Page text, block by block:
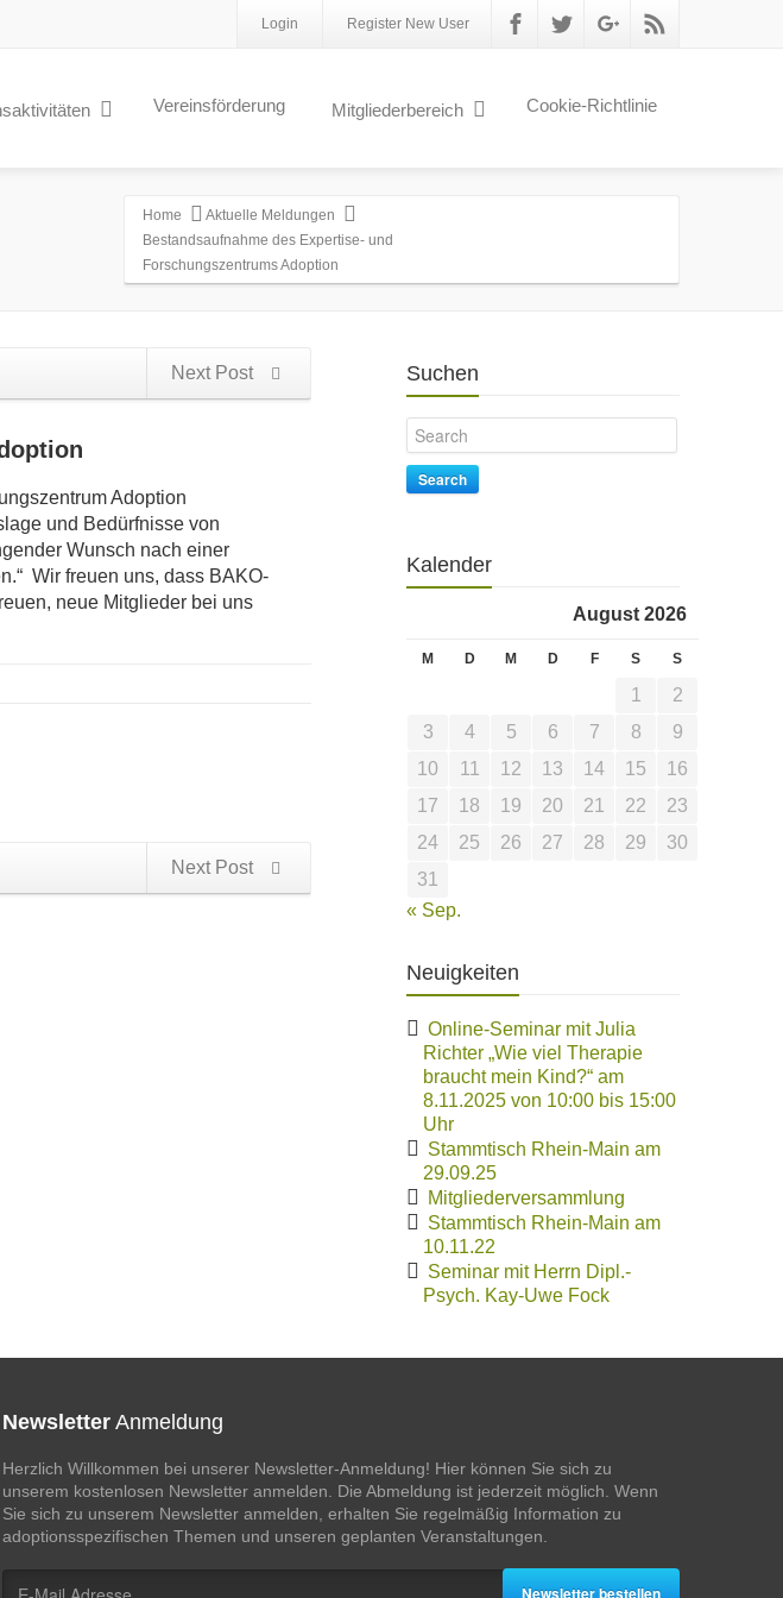
Login Register New User
Vereinsförderung Mitgliederbereich Cookie-Richtlinie
Home
Aktuelle Meldungen
Bestandsaufnahme des Expertise- und
Forschungszentrums Adoption
Next Post
Adoption
und Bedürfnisse von
Wunsch nach einer
Wir freuen uns, dass BAKO-
neue Mitglieder bei uns
Next Post
Suchen
Search
Kalender
August 2026
M D M D F S S
1
2
3
4 5 6 7 8
9
10
11 12 13 14 15
16
17
18 19 20 21 22
23
24
25 26 27 28 29
30
31
« Sep.
Neuigkeiten
Online-Seminar mit Julia
Richter „Wie viel Therapie
braucht mein Kind?“ am
8.11.2025 von 10:00 bis 15:00
Uhr
Stammtisch Rhein-Main am
29.09.25
Mitgliederversammlung
Stammtisch Rhein-Main am
10.11.22
Seminar mit Herrn Dipl.-
Psych. Kay-Uwe Fock
Newsletter Anmeldung
Herzlich Willkommen bei unserer Newsletter-Anmeldung! Hier können Sie sich zu
unserem kostenlosen Newsletter anmelden. Die Abmeldung ist jederzeit möglich. Wenn
Sie sich zu unserem Newsletter anmelden, erhalten Sie regelmäßig Information zu
adoptionsspezifischen Themen und unseren geplanten Veranstaltungen.
Newsletter bestellen